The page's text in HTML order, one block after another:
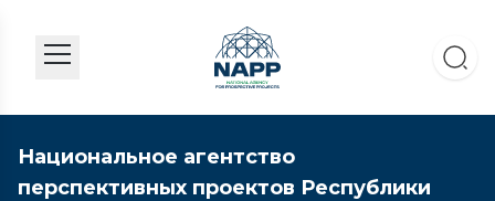
Национальное агентство
перспективных проектов Республики